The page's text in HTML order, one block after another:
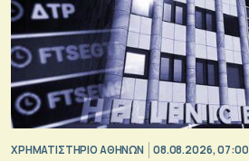
XΡΗΜΑΤΙΣΤΗΡΙΟ ΑΘΗΝΩΝ 08.08.2026, 07:00